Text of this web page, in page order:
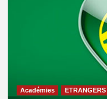
Académies ETRANGERS